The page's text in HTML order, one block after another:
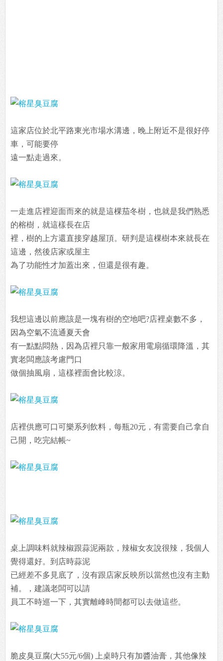
這家店位於北平路東光市場水溝邊，晚上附近不是很好停
車，可能要停
遠一點走過來。
一走進店裡迎面而來的就是這棵茄冬樹，也就是我們熟悉
的榕樹，就這樣長在店
裡，樹的上方還直接穿越屋頂。研判是這棵樹本來就長在
這邊，然後店家或屋主
為了功能性才加蓋出來，但還是很有趣。
我想這邊以前應該是一塊有樹的空地吧?店裡桌數不多，
因為空氣不流通夏天會
有一點點悶熱，因為店裡只靠一般家用電扇循環降溫，其
實老闆應該考慮門口
做個抽風扇，這樣裡面會比較涼。
店裡供應可口可樂系列飲料，每瓶20元，有需要自己拿自
己開，吃完結帳~
桌上調味料就辣椒跟蒜泥兩款，辣椒女友說很辣，我個人
覺得還好。到店時蒜泥
已經差不多見底了，沒有跟店家反映所以當然也沒有主動
補。，建議老闆可以請
員工不時巡一下，其實離峰時間都可以去做這些。
脆皮臭豆腐(大55元/6個) 上桌時只有加醬油膏，其他像辣